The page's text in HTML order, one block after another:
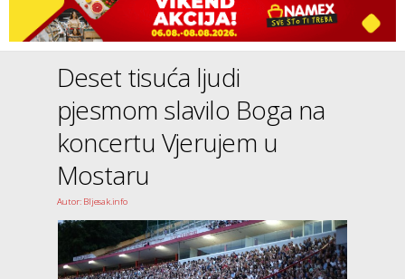
Deset tisuća ljudi
pjesmom slavilo Boga na
koncertu Vjerujem u
Mostaru
Autor: Bljesak.info